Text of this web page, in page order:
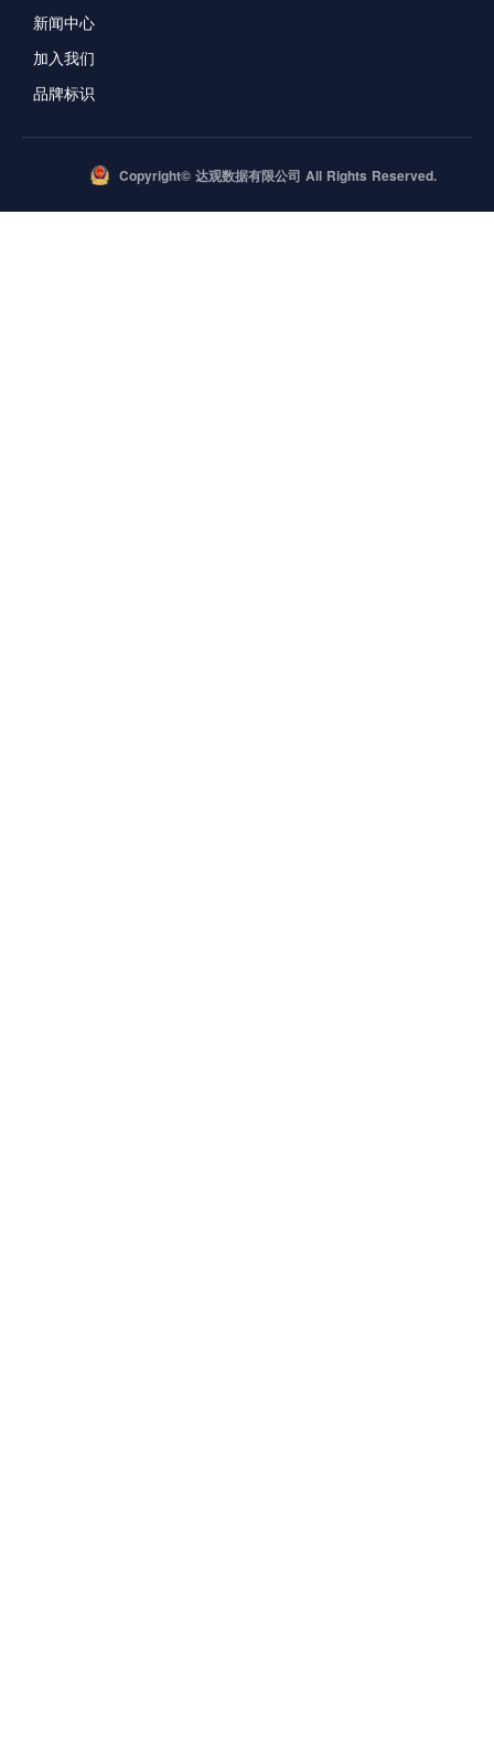
新闻中心
加入我们
品牌标识
Copyright© 达观数据有限公司 All Rights Reserved.